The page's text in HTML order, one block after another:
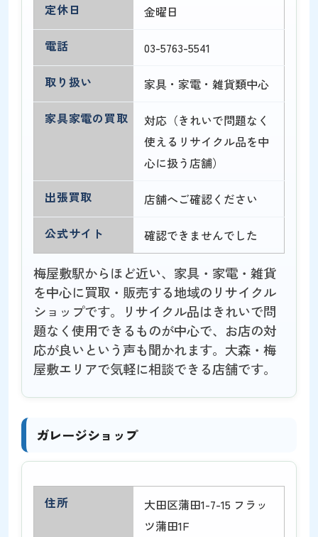
定休日
金曜日
電話
03-5763-5541
取り扱い
家具・家電・雑貨類中心
家具家電の買取
対応（きれいで問題なく
使えるリサイクル品を中
心に扱う店舗）
出張買取
店舗へご確認ください
公式サイト
確認できませんでした
梅屋敷駅からほど近い、家具・家電・雑貨
を中心に買取・販売する地域のリサイクル
ショップです。リサイクル品はきれいで問
題なく使用できるものが中心で、お店の対
応が良いという声も聞かれます。大森・梅
屋敷エリアで気軽に相談できる店舗です。
ガレージショップ
住所
大田区蒲田1-7-15 フラッ
ツ蒲田1F